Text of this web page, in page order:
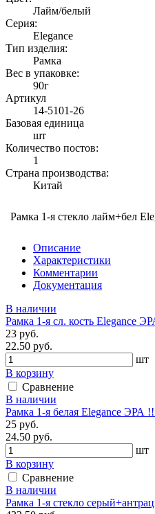
Лайм/белый
Серия:
Elegance
Тип изделия:
Рамка
Вес в упаковке:
90г
Артикул
14-5101-26
Базовая единица
шт
Количество постов:
1
Страна производства:
Китай
Рамка 1-я стекло лайм+бел
Описание
Характеристики
Комментарии
Документация
В наличии
Рамка 1-я сл. кость Elegance
23 руб.
22.50 руб.
шт
В корзину
Сравнение
В наличии
Рамка 1-я белая Elegance ЭРА
25 руб.
24.50 руб.
шт
В корзину
Сравнение
В наличии
Рамка 1-я стекло